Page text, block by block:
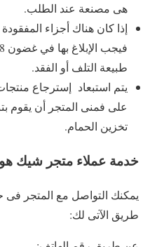
هى مصنعة عند الطلب.
إذا كان هناك أجزاء
طبيعة التلف أو الفقد.
يتم استبعاد إسترجاع
على فمنى المتجر أن يقوم
تخزين الحمام.
خدمة عملاء متجر شيك
يمكنك التواصل مع المتجر فى
طريق الآتى لك: